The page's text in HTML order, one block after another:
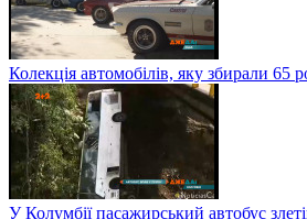
Колекція автомобілів, яку збирали 65
У Колумбії пасажирський автобус